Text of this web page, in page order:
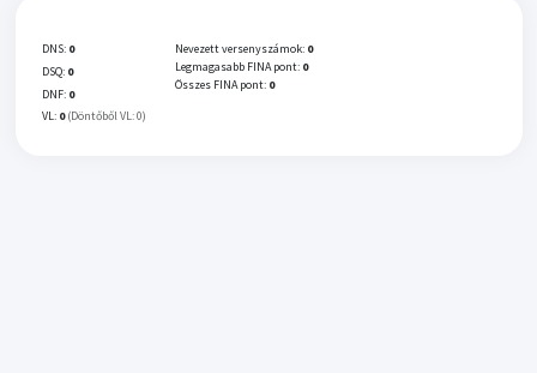
DNS: 0
DSQ: 0
DNF: 0
VL: 0 (Döntőből VL: 0)
Nevezett versenyszámok: 0
Legmagasabb FINA pont: 0
Összes FINA pont: 0